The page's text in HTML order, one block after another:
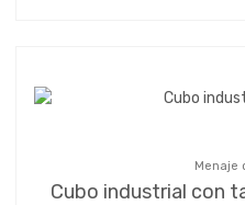
Menaje
Cubo industrial con